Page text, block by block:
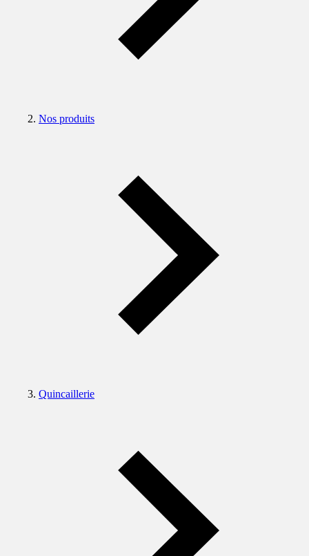
Nos produits
Quincaillerie